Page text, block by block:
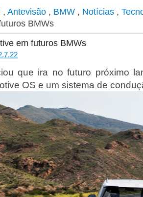
, Antevisão , BMW , Notícias ,
BMWs
em futuros BMWs
que ira no futuro próximo
OS e um sistema de